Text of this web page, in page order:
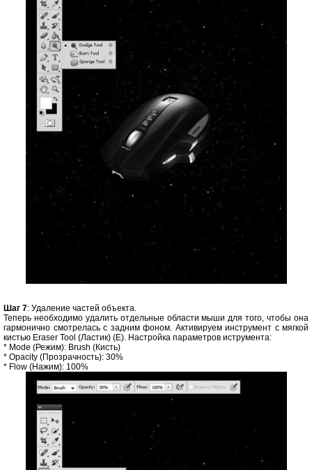
Шаг 7: Удаление частей объекта.
Теперь необходимо удалить отдельные области мыши для того, чтобы она
гармонично смотрелась с задним фоном. Активируем инструмент с мягкой
кистью Eraser Tool (Ластик) (E). Настройка параметров иструмента:
* Mode (Режим): Brush (Кисть)
* Opacity (Прозрачность): 30%
* Flow (Нажим): 100%